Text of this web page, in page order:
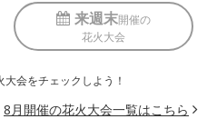
来週末開催の
花火大会
会をチェックしよう！
8月開催の花火大会一覧はこちら